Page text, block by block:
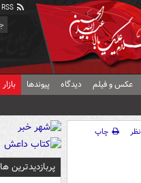
عکس و فیلم دیدگاه پیوندها بازار
چاپ
پربازدیدترین ها